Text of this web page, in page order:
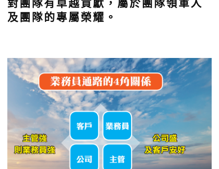
對團隊有卓越貢獻，屬於團隊領軍人
及團隊的專屬榮耀。